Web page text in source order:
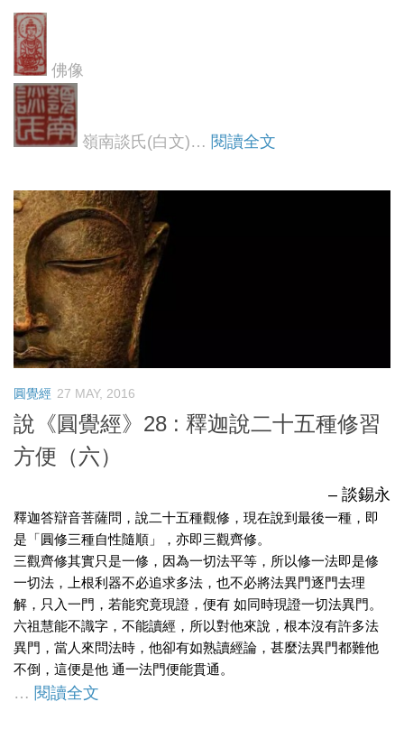
佛像
嶺南談氏(白文)… 閱讀全文
圓覺經 27 MAY, 2016
說《圓覺經》28 : 釋迦說二十五種修習
方便（六）
– 談錫永
釋迦答辯音菩薩問，說二十五種觀修，現在說到最後一種，即
是「圓修三種自性隨順」，亦即三觀齊修。
三觀齊修其實只是一修，因為一切法平等，所以修一法即是修
一切法，上根利器不必追求多法，也不必將法異門逐門去理
解，只入一門，若能究竟現證，便有 如同時現證一切法異門。
六祖慧能不識字，不能讀經，所以對他來說，根本沒有許多法
異門，當人來問法時，他卻有如熟讀經論，甚麼法異門都難他
不倒，這便是他 通一法門便能貫通。
… 閱讀全文